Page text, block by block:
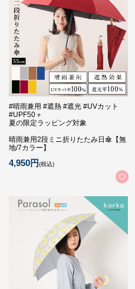
#晴雨兼用 #遮熱 #遮光 #UVカット
#UPF50＋
夏の限定ラッピング対象
晴雨兼用2段ミニ折りたたみ日傘【無
地/7カラー】
4,950円(税込)